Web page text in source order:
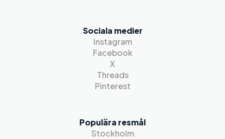
Sociala medier
Instagram
Facebook
X
Threads
Pinterest
Populära resmål
Stockholm